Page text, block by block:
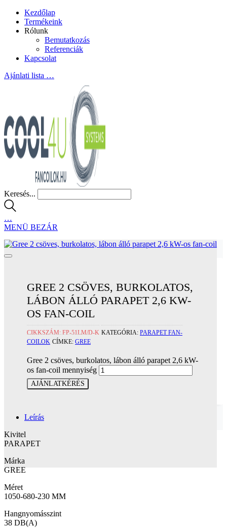
Kezdőlap
Termékeink
Rólunk
Bemutatkozás
Referenciák
Kapcsolat
Ajánlati lista …
Keresés...
…
MENÜ BEZÁR
GREE 2 CSÖVES, BURKOLATOS,
LÁBON ÁLLÓ PARAPET 2,6 KW-
OS FAN-COIL
CIKKSZÁM:FP-51LM/D-K KATEGÓRIA: PARAPET FAN-
COILOK CÍMKE: GREE
Gree 2 csöves, burkolatos, lábon álló parapet 2,6 kW-
os fan-coil mennyiség
AJÁNLATKÉRÉS
Leírás
Kivitel
PARAPET
Márka
GREE
Méret
1050-680-230 MM
Hangnyomásszint
38 DB(A)